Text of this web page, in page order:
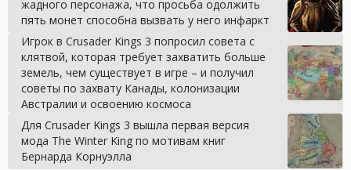
жадного персонажа, что просьба одолжить
пять монет способна вызвать у него инфаркт
Игрок в Crusader Kings 3 попросил совета с
клятвой, которая требует захватить больше
земель, чем существует в игре – и получил
советы по захвату Канады, колонизации
Австралии и освоению космоса
Для Crusader Kings 3 вышла первая версия
мода The Winter King по мотивам книг
Бернарда Корнуэлла